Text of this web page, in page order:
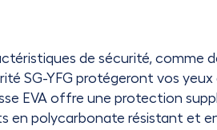
de sécurité, comme
SG-YFG protégeront vos
EVA offre une protection
polycarbonate résistant et